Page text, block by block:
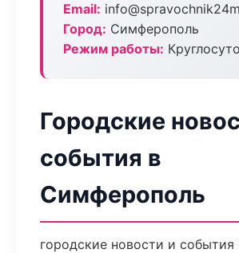
Email:
Город: Симферополь
Режим работы:
Городские
события в
Симферополь
городские новости и события